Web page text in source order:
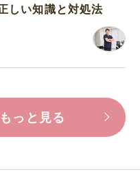
しい知識と対処法
っと見る